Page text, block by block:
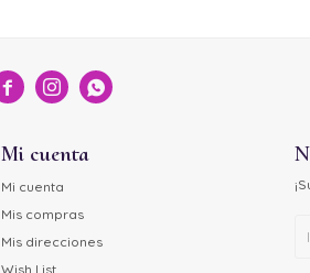
  
Mi cuenta
Mi cuenta
Mis compras
Mis direcciones
Wish List